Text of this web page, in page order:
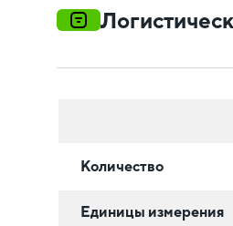
Количество
Единицы измерения